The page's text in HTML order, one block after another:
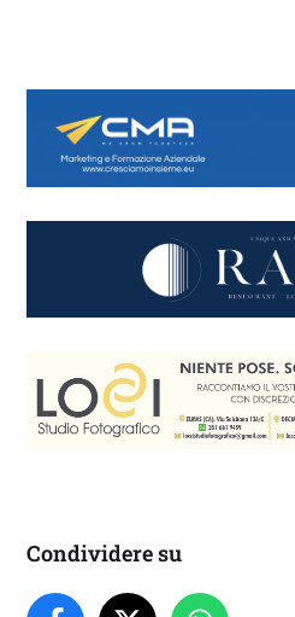
Condividere su